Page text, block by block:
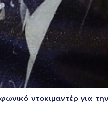
ντοκιμαντέρ για